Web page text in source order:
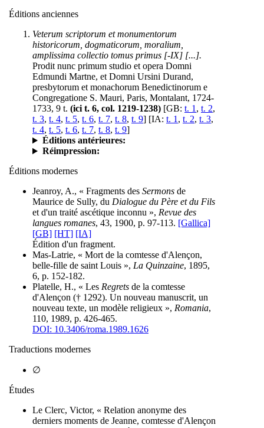
Éditions anciennes
Veterum scriptorum et monumentorum
historicorum, dogmaticorum, moralium,
amplissima collectio tomus primus [-IX] [...].
Prodit nunc primum studio et opera Domni
Edmundi Martne, et Domni Ursini Durand,
presbytorum et monachorum Benedictinorum e
Congregatione S. Mauri, Paris, Montalant, 1724-
1733, 9 t. (ici t. 6, col. 1219-1238) [GB: t. 1 , t. 2,
t. 3, t. 4, t. 5, t. 6, t. 7, t. 8, t. 9] [IA: t. 1 , t. 2, t. 3,
t. 4, t. 5, t. 6, t. 7, t. 8, t. 9]
Éditions antérieures:
Réimpression:
Éditions modernes
Jeanroy, A., « Fragments des Sermons de
Maurice de Sully, du Dialogue du Père et du Fils
et d'un traité ascétique inconnu », Revue des
langues romanes, 43, 1900, p. 97-113. [Gallica]
[GB] [HT] [IA]
Édition d'un fragment.
Mas-Latrie, « Mort de la comtesse d'Alençon,
belle-fille de saint Louis », La Quinzaine, 1895,
6, p. 152-182.
Platelle, H., « Les Regrets de la comtesse
d'Alençon († 1292). Un nouveau manuscrit, un
nouveau texte, un modèle religieux », Romania,
110, 1989, p. 426-465.
DOI: 10.3406/roma.1989.1626
Traductions modernes
∅
Études
Le Clerc, Victor, « Relation anonyme des
derniers moments de Jeanne, comtesse d'Alençon